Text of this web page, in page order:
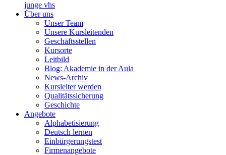
junge vhs
Über uns
Unser Team
Unsere Kursleitenden
Geschäftsstellen
Kursorte
Leitbild
Blog: Akademie in der Aula
News-Archiv
Kursleiter werden
Qualitätssicherung
Geschichte
Angebote
Alphabetisierung
Deutsch lernen
Einbürgerungstest
Firmenangebote